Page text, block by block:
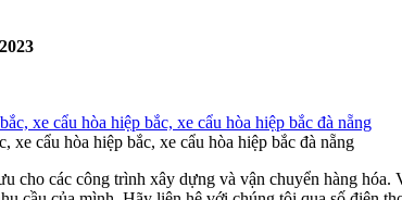
xe cẩu hòa hiệp bắc, xe cẩu hòa hiệp bắc đà nẵng
các công trình xây dựng và vận chuyển hàng